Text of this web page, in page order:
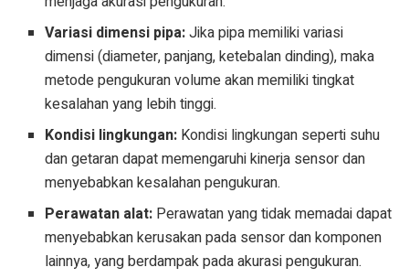
Variasi dimensi pipa:Jika pipa memiliki variasi
dimensi (diameter, panjang, ketebalan dinding), maka
metode pengukuran volume akan memiliki tingkat
kesalahan yang lebih tinggi.
Kondisi lingkungan: Kondisi lingkungan seperti suhu
dan getaran dapat memengaruhi kinerja sensor dan
menyebabkan kesalahan pengukuran.
Perawatan alat: Perawatan yang tidak memadai dapat
menyebabkan kerusakan pada sensor dan komponen
lainnya, yang berdampak pada akurasi pengukuran.